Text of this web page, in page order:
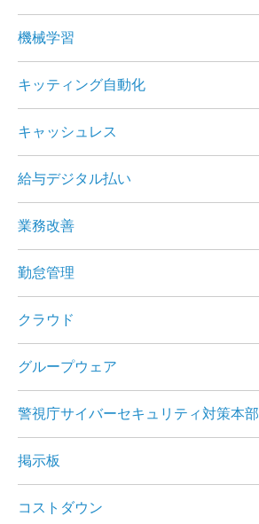
機械学習
キッティング自動化
キャッシュレス
給与デジタル払い
業務改善
勤怠管理
クラウド
グループウェア
警視庁サイバーセキュリティ対策本部
掲示板
コストダウン